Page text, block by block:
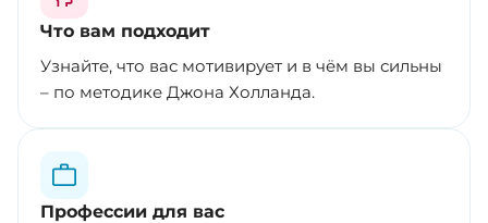
Что вам подходит
Узнайте, что вас мотивирует и в чём вы сильны
– по методике Джона Холланда.
Профессии для вас